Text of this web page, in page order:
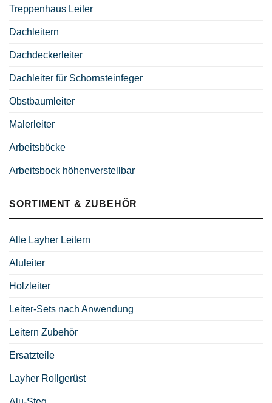
Treppenhaus Leiter
Dachleitern
Dachdeckerleiter
Dachleiter für Schornsteinfeger
Obstbaumleiter
Malerleiter
Arbeitsböcke
Arbeitsbock höhenverstellbar
SORTIMENT & ZUBEHÖR
Alle Layher Leitern
Aluleiter
Holzleiter
Leiter-Sets nach Anwendung
Leitern Zubehör
Ersatzteile
Layher Rollgerüst